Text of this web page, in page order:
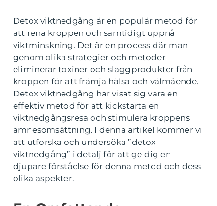
Detox viktnedgång är en populär metod för
att rena kroppen och samtidigt uppnå
viktminskning. Det är en process där man
genom olika strategier och metoder
eliminerar toxiner och slaggprodukter från
kroppen för att främja hälsa och välmående.
Detox viktnedgång har visat sig vara en
effektiv metod för att kickstarta en
viktnedgångsresa och stimulera kroppens
ämnesomsättning. I denna artikel kommer vi
att utforska och undersöka ”detox
viktnedgång” i detalj för att ge dig en
djupare förståelse för denna metod och dess
olika aspekter.